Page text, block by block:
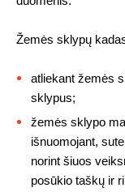
Žemės sklypų
atliekant žemės
sklypus;
žemės sklypo
išnuomojant,
norint šiuos
posūkio taškų ir